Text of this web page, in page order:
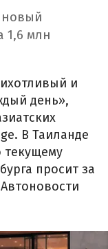
новый
1,6 млн
и
день»,
В Таиланде
текущему
просит за